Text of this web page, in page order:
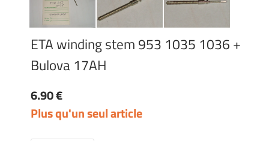
ETA winding stem 953 1035 1036 +
Bulova 17AH
6.90 €
Plus qu'un seul article